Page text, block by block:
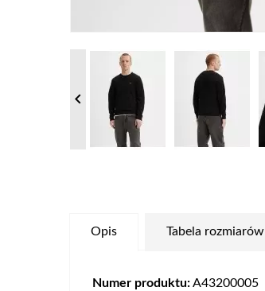

Opis Tabela rozmiarów
Numer produktu:A43200005